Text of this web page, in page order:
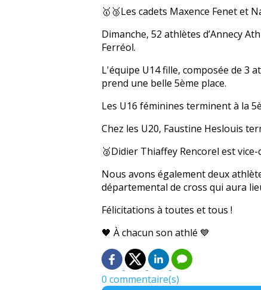
🥇🥉Les cadets Maxence Fenet et
Dimanche, 52 athlètes d’Annecy
Ferréol.
L'équipe U14 fille, composée de 3
prend une belle 5ème place.
Les U16 féminines terminent à la
Chez les U20, Faustine Heslouis
🥈Didier Thiaffey Rencorel est
Nous avons également deux
départemental de cross qui aura
Félicitations à toutes et tous !
🖤 À chacun son athlé 💙
0 commentaire(s)